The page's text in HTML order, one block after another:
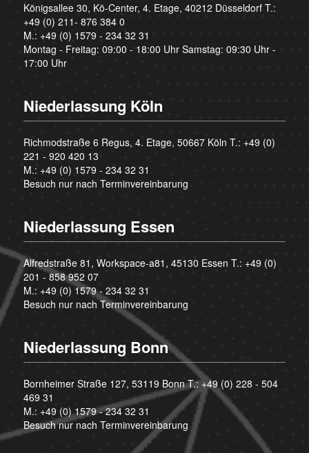
Königsallee 30, Kö-Center, 4. Etage, 40212 Düsseldorf T.:
+49 (0) 211- 876 384 0
M.: +49 (0) 1579 - 234 32 31
Montag - Freitag: 09:00 - 18:00 Uhr Samstag: 09:30 Uhr -
17:00 Uhr
Niederlassung Köln
Richmodstraße 6 Regus, 4. Etage, 50667 Köln T.: +49 (0)
221 - 920 420 13
M.: +49 (0) 1579 - 234 32 31
Besuch nur nach Terminvereinbarung
Niederlassung Essen
Alfredstraße 81, Workspace-a81, 45130 Essen T.: +49 (0)
201 - 858 952 07
M.: +49 (0) 1579 - 234 32 31
Besuch nur nach Terminvereinbarung
Niederlassung Bonn
Bornheimer Straße 127, 53119 Bonn T.:+49 (0) 228 - 504
469 31
M.: +49 (0) 1579 - 234 32 31
Besuch nur nach Terminvereinbarung